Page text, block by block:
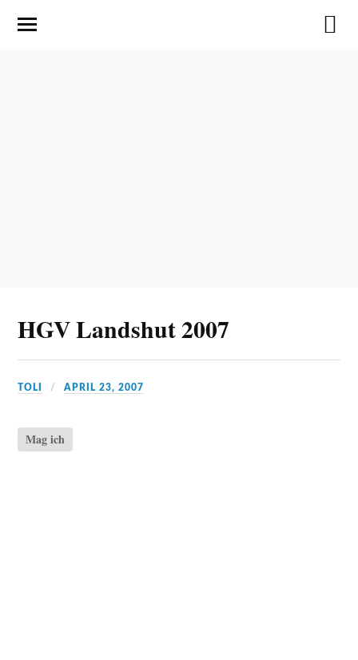
HGV Landshut 2007
TOLI APRIL 23, 2007
Mag ich